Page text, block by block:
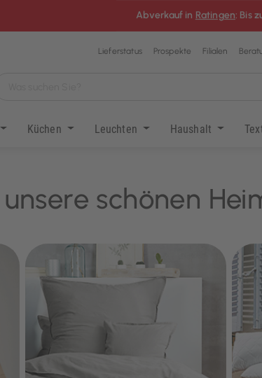
Abverkauf in Ratingen: Bis
Lieferstatus Prospekte Filialen
Küchen Leuchten Haushalt
schönen